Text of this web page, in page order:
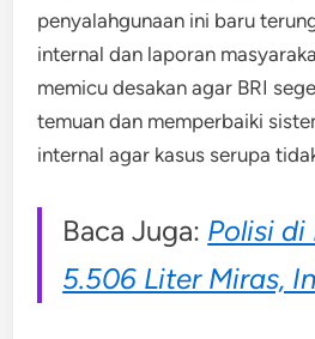
penyalahgunaan ini baru
internal dan laporan
memicu desakan agar BRI
temuan dan memperbaiki
internal agar kasus serupa
Baca Juga: Polisi
5.506 Liter Miras,